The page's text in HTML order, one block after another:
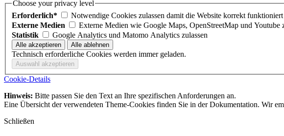
Choose your privacy level
Erforderlich*
Notwendige Cookies zulassen damit die Website korrekt funktioniert
Externe Medien
Externe Medien wie Google Maps, OpenStreetMap und Youtube
Statistik
Google Analytics und Matomo Analytics zulassen
Technisch erforderliche Cookies werden immer geladen.
Cookie-Details
Hinweis: Bitte passen Sie den Text an Ihre spezifischen Anforderungen an.
Eine Übersicht der verwendeten Theme-Cookies finden Sie in der Dokumentation. Wir
Schließen